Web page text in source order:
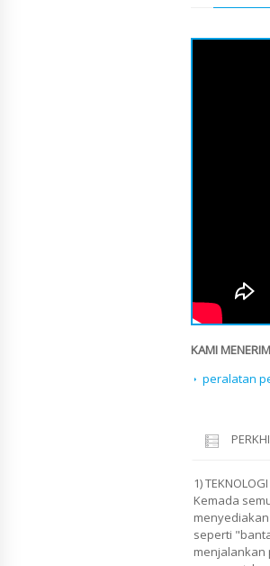
KAMI
peralatan
1)
Kemada
seperti
menjalankan